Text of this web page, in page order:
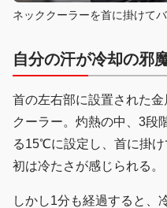
ネッククーラーを首に掛けてバ
自分の汗が冷却の邪
首の左右部に設置された
クーラー。灼熱の中、3段
る15℃に設定し、首に掛
初は冷たさが感じられる。
しかし1分も経過すると、